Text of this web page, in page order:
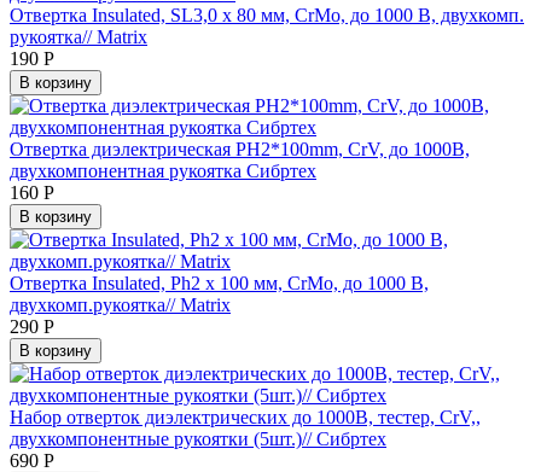
Отвертка Insulated, SL3,0 x 80 мм, CrMo, до 1000 В, двухкомп.
рукоятка// Matrix
190 Р
В корзину
Отвертка диэлектрическая PH2*100mm, CrV, до 1000В,
двухкомпонентная рукоятка Сибртех
160 Р
В корзину
Отвертка Insulated, Ph2 x 100 мм, CrMo, до 1000 В,
двухкомп.рукоятка// Matrix
290 Р
В корзину
Набор отверток диэлектрических до 1000В, тестер, CrV,,
двухкомпонентные рукоятки (5шт.)// Сибртех
690 Р